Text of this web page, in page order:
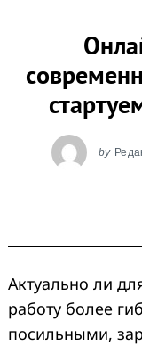
by
Актуально ли
работу более
посильными,